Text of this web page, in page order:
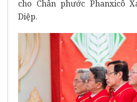
cho Chân phước Phanxicô
Diệp.